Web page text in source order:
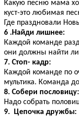
Какую песню мама
куст-это любимая
Где праздновали
6 .Найди лишнее:
Каждой команде
они должны найти
7. Стоп- кадр:
Каждой команде по
мультика. Команда
8. Собери пословицу:
Надо собрать
9. Цепочка дружбы: